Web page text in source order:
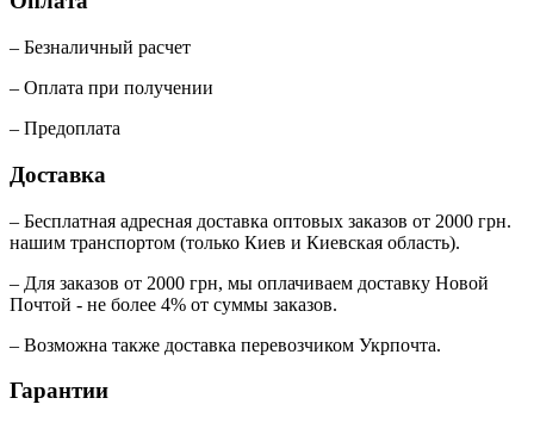
– Безналичный расчет
– Оплата при получении
– Предоплата
Доставка
– Бесплатная адресная доставка оптовых заказов от 2000 грн.
нашим транспортом (только Киев и Киевская область).
– Для заказов от 2000 грн, мы оплачиваем доставку Новой
Почтой - не более 4% от суммы заказов.
– Возможна также доставка перевозчиком Укрпочта.
Гарантии